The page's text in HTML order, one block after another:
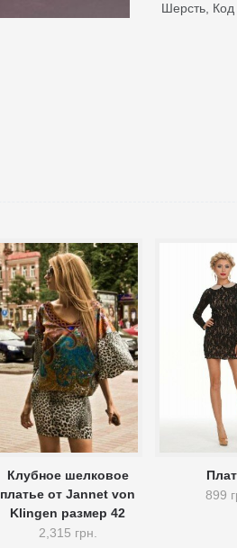
Шерсть, Код
Клубное шелковое
платье от Jannet von
Klingen размер 42
2,315 грн.
899